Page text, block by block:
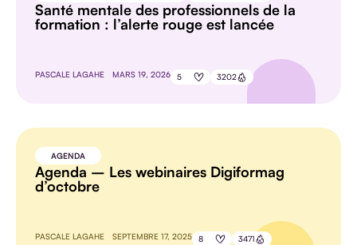
Santé mentale des professionnels de la
formation : l’alerte rouge est lancée
PASCALE LAGAHE MARS 19, 2026 5 3202
AGENDA
Agenda – Les webinaires Digiformag
d’octobre
PASCALE LAGAHE SEPTEMBRE 17, 2025 8 3471